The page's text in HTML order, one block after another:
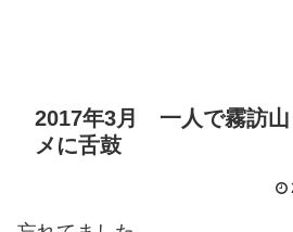
2017年3月 一人で霧訪山
メに舌鼓